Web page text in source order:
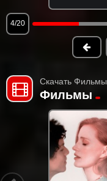
5/20
Скачать Фильмы
Фильмы